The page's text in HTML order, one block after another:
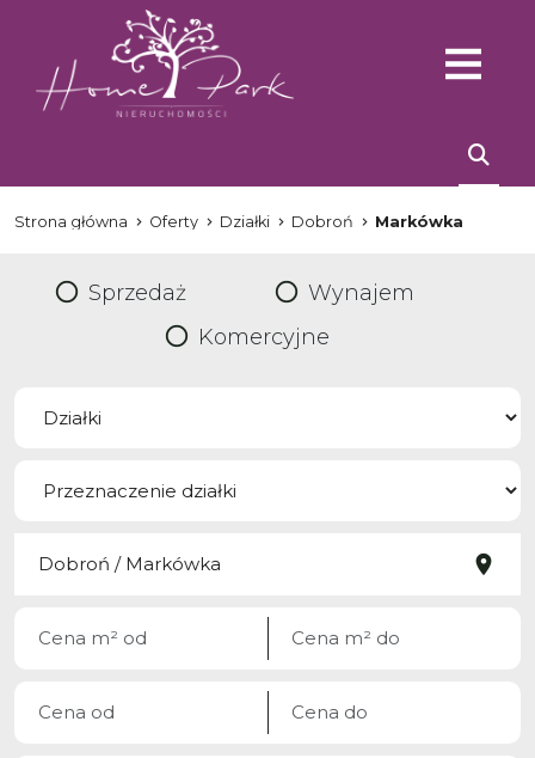
Strona główna Oferty Działki Dobroń Markówka
Sprzedaż
Wynajem
Komercyjne